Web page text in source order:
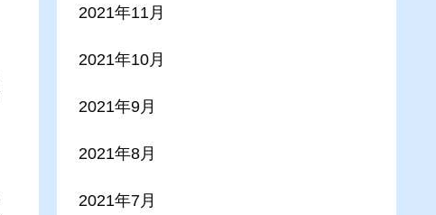
2021年11月
2021年10月
2021年9月
2021年8月
2021年7月